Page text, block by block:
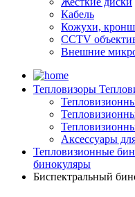
Кабель
Кожухи,
CCTV
Внешние
Тепловизоры
Аксессуары
Тепловизионные
бинокуляры
Биспектральный